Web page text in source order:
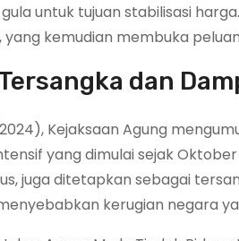
untuk tujuan stabilisasi
yang kemudian membuka
dan
Kejaksaan Agung
yang dimulai sejak
juga ditetapkan sebagai
kerugian negara